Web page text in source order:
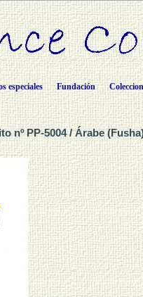
especiales Fundación
nº PP-5004 / Árabe